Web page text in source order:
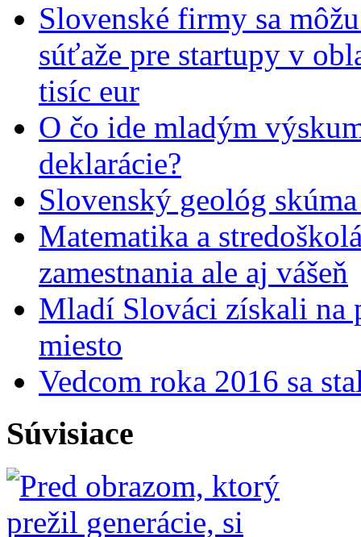
Slovenské firmy sa
súťaže pre startupy v
tisíc eur
O čo ide mladým
deklarácie?
Slovenský geológ
Matematika a
zamestnania ale aj vášeň
Mladí Slováci získali na
miesto
Vedcom roka 2016 sa
Súvisiace